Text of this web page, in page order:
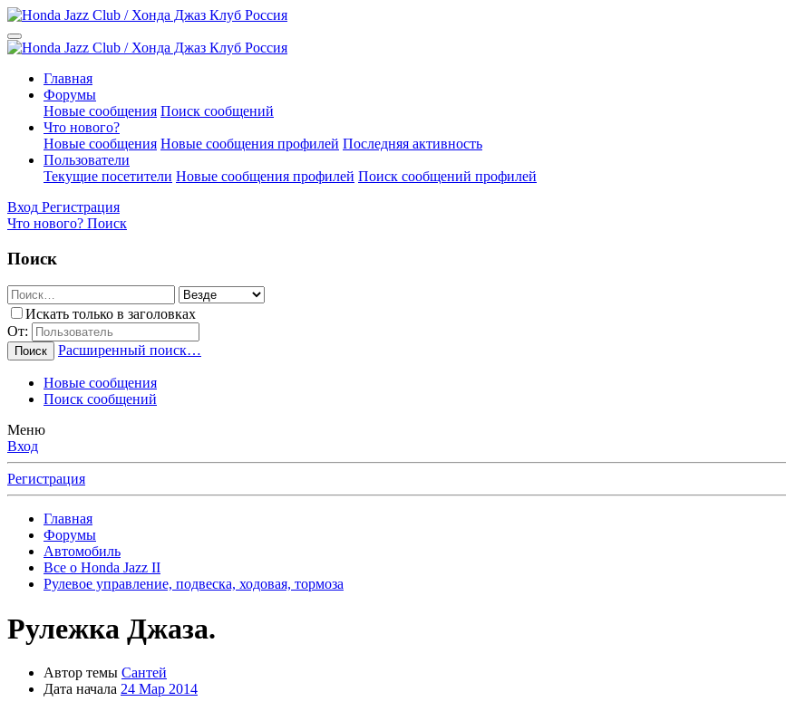
Главная
Форумы
Новые сообщения Поиск сообщений
Что нового?
Новые сообщения Новые сообщения профилей Последняя активность
Пользователи
Текущие посетители Новые сообщения профилей Поиск сообщений профилей
Вход Регистрация
Что нового? Поиск
Поиск
Искать только в заголовках
От:
Поиск Расширенный поиск…
Новые сообщения
Поиск сообщений
Меню
Вход
Регистрация
Главная
Форумы
Автомобиль
Все о Honda Jazz II
Рулевое управление, подвеска, ходовая, тормоза
Рулежка Джаза.
Автор темы Сантей
Дата начала 24 Мар 2014